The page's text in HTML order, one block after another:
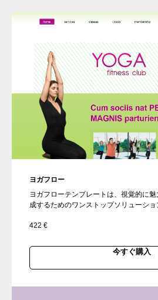
ヨガフロー
ヨガフローテンプレートは、視覚的に
成するためのワンストップソリューショ
422 €
今すぐ購入